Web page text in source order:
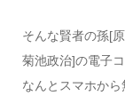
そんな賢者の孫[
菊池政治]の電子
なんとスマホから